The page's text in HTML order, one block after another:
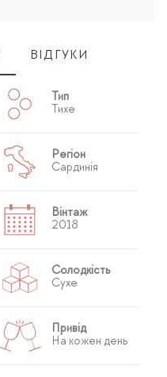
ВІДГУКИ
Тип
Тихе
Регіон
Сардинія
Вінтаж
2018
Солодкість
Сухе
Привід
На кожен день